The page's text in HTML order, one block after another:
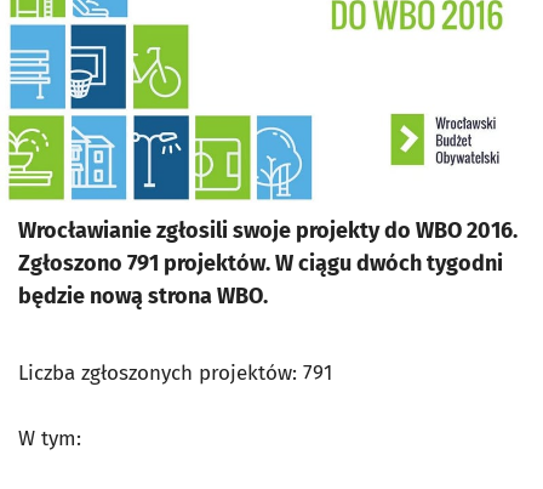
Wrocławianie zgłosili swoje projekty do WBO 2016.
Zgłoszono 791 projektów. W ciągu dwóch tygodni
będzie nową strona WBO.
Liczba zgłoszonych projektów: 791
W tym: